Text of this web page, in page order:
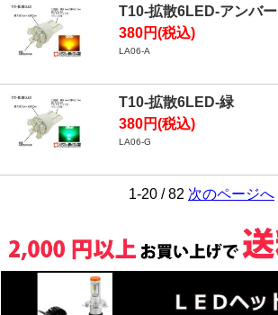
T10-拡散6LED-アンバー
380円(税込)
LA06-A
T10-拡散6LED-緑
380円(税込)
LA06-G
1-20 / 82 次のページへ